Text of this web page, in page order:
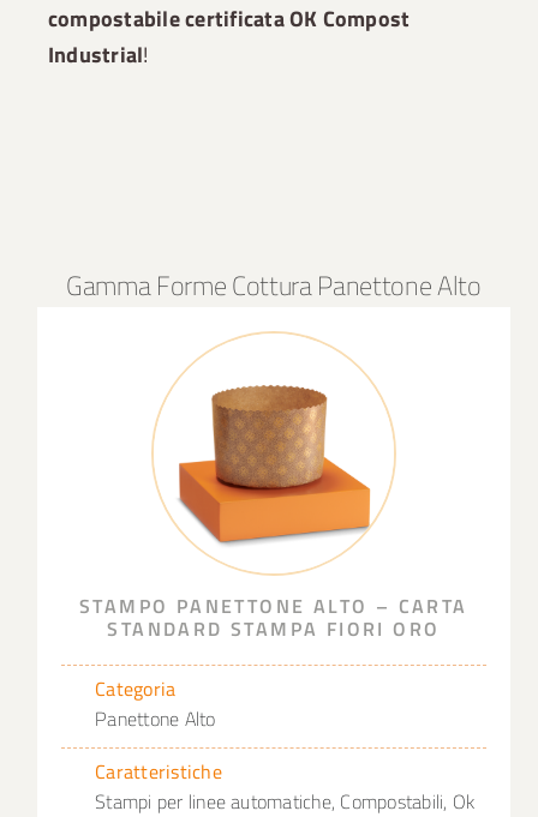
compostabile certificata OK Compost
Industrial!
Gamma Forme Cottura Panettone Alto
STAMPO PANETTONE ALTO – CARTA
STANDARD STAMPA FIORI ORO
Categoria
Panettone Alto
Caratteristiche
Stampi per linee automatiche, Compostabili, Ok